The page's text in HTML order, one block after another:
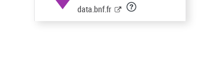
data.bnf.fr